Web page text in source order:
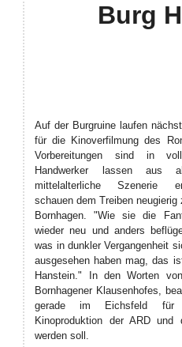
Burg
Auf der Burgruine laufen
für die Kinoverfilmung des
Vorbereitungen sind in
Handwerker lassen aus
mittelalterliche Szenerie
schauen dem Treiben neugierig
Bornhagen. "Wie sie die
wieder neu und anders
was in dunkler Vergangenheit
ausgesehen haben mag, das
Hanstein." In den Worten
Bornhagener Klausenhofes,
gerade im Eichsfeld für
Kinoproduktion der ARD und
werden soll.